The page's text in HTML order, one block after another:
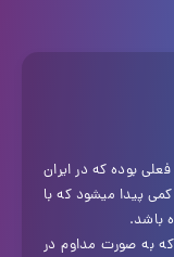
بوده که در ایران
کمی پیدا میشود که با
باشد.
که به صورت مداوم در